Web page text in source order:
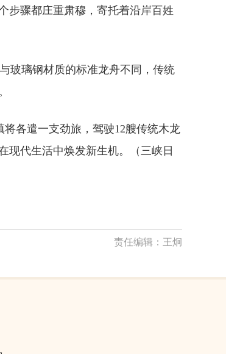
步骤都庄重肃穆，寄托着沿岸百姓
玻璃钢材质的标准龙舟不同，传统
各遣一支劲旅，驾驶12艘传统木龙
代生活中焕发新生机。
（ 三峡日
责任编辑： 王炯